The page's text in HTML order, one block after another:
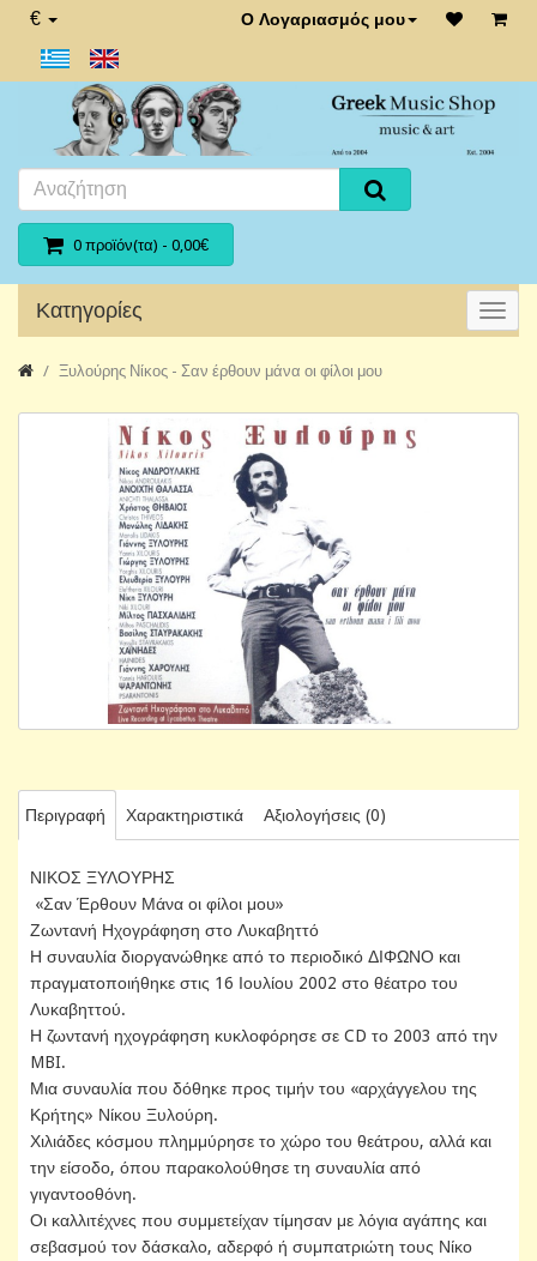
€ Ο Λογαριασμός μου
0 προϊόν(τα) - 0,00€
Κατηγορίες
Ξυλούρης Νίκος - Σαν έρθουν μάνα οι φίλοι μου
Περιγραφή Χαρακτηριστικά Αξιολογήσεις (0)
ΝΙΚΟΣ ΞΥΛΟΥΡΗΣ
«Σαν Έρθουν Μάνα οι φίλοι μου»
Ζωντανή Ηχογράφηση στο Λυκαβηττό
Η συναυλία διοργανώθηκε από το περιοδικό ΔΙΦΩΝΟ και
πραγματοποιήθηκε στις 16 Ιουλίου 2002 στο θέατρο του
Λυκαβηττού.
Η ζωντανή ηχογράφηση κυκλοφόρησε σε CD το 2003 από την
MBI.
Μια συναυλία που δόθηκε προς τιμήν του «αρχάγγελου της
Κρήτης» Νίκου Ξυλούρη.
Χιλιάδες κόσμου πλημμύρησε το χώρο του θεάτρου, αλλά και
την είσοδο, όπου παρακολούθησε τη συναυλία από
γιγαντοοθόνη.
Οι καλλιτέχνες που συμμετείχαν τίμησαν με λόγια αγάπης και
σεβασμού τον δάσκαλο, αδερφό ή συμπατριώτη τους Νίκο